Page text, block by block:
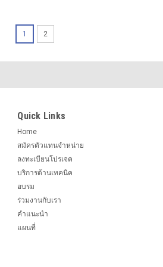
1 2
Quick Links
Home
สมัครตัวแทนจำหน่าย
ลงทะเบียนโปรเจค
บริการด้านเทคนิค
อบรม
ร่วมงานกับเรา
คำแนะนำ
แผนที่